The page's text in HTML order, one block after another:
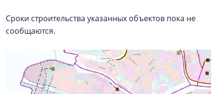
Сроки строительства указанных объектов пока не
сообщаются.